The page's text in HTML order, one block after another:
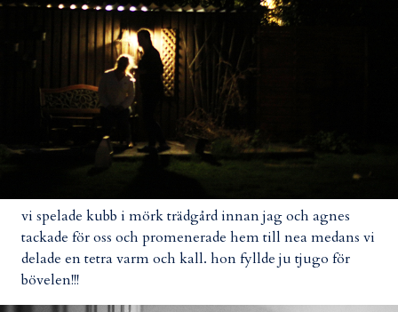
vi spelade kubb i mörk trädgård innan jag och agnes
tackade för oss och promenerade hem till nea medans vi
delade en tetra varm och kall. hon fyllde ju tjugo för
bövelen!!!